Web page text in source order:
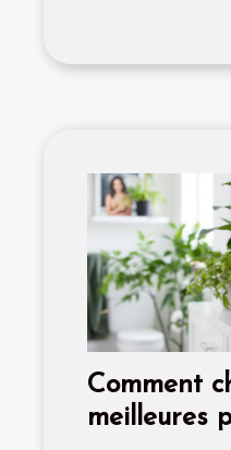
Comment
meilleures